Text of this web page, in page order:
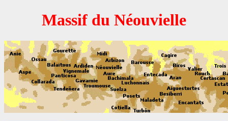
Massif du Néouvielle